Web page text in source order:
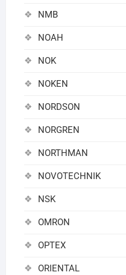
NMB
NOAH
NOK
NOKEN
NORDSON
NORGREN
NORTHMAN
NOVOTECHNIK
NSK
OMRON
OPTEX
ORIENTAL